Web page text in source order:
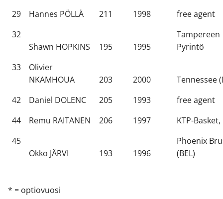
29
Hannes PÖLLÄ 211 1998
free agent
32
Shawn HOPKINS
195 1995
Tampereen
Pyrintö
33
Olivier
NKAMHOUA
203 2000
Tennessee
42
Daniel DOLENC 205 1993
free agent
44
Remu RAITANEN 206 1997
KTP-
45
Okko JÄRVI
193 1996
Phoenix
(BEL)
* = optiovuosi